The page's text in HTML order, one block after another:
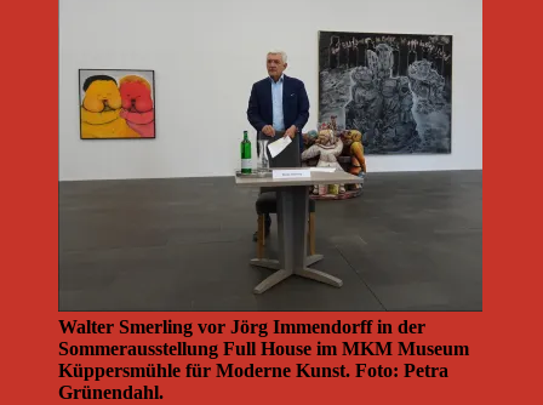
Walter Smerling vor Jörg Immendorff in der
Sommerausstellung Full House im MKM Museum
Küppersmühle für Moderne Kunst. Foto: Petra
Grünendahl.